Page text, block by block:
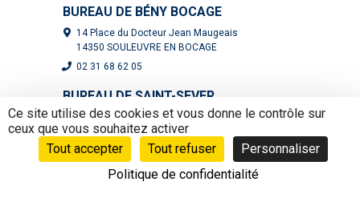
BUREAU DE BÉNY BOCAGE
14 Place du Docteur Jean Maugeais
14350 SOULEUVRE EN BOCAGE
02 31 68 62 05
BUREAU DE SAINT-SEVER
19 rue de la Guertière - Saint-Sever
14380 NOUES DE SIENNE
02 31 66 36 36
Ce site utilise des cookies et vous donne le contrôle sur
ceux que vous souhaitez activer
Tout accepter
Tout refuser
Personnaliser
Politique de confidentialité